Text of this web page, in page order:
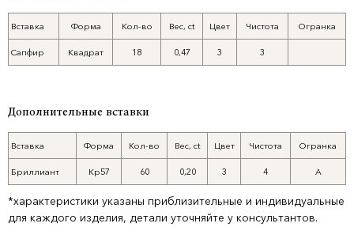
Вставка Форма Кол-во Вес, ct Цвет Чистота Огранка
Сапфир Квадрат 18 0,47 3 3
Дополнительные вставки
Вставка Форма Кол-во Вес, ct Цвет Чистота Огранка
Бриллиант Кр57 60 0,20 3 4 А
*характеристики указаны приблизительные и индивидуальные
для каждого изделия, детали уточняйте у консультантов.